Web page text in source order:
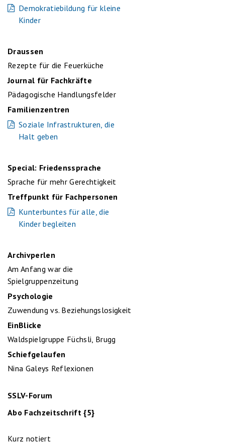
Demokratiebildung für kleine
Kinder
Draussen
Rezepte für die Feuerküche
Journal für Fachkräfte
Pädagogische Handlungsfelder
Familienzentren
Soziale Infrastrukturen, die
Halt geben
Special: Friedenssprache
Sprache für mehr Gerechtigkeit
Treffpunkt für Fachpersonen
Kunterbuntes für alle, die
Kinder begleiten
Archivperlen
Am Anfang war die
Spielgruppenzeitung
Psychologie
Zuwendung vs. Beziehungslosigkeit
EinBlicke
Waldspielgruppe Füchsli, Brugg
Schiefgelaufen
Nina Galeys Reflexionen
SSLV-Forum
Abo Fachzeitschrift {5}
Kurz notiert